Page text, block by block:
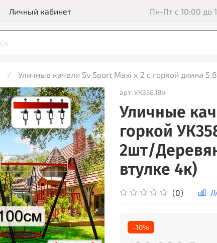
Личный кабинет Пн-Пт с 10:00 до
Уличные качели Sv Sport Maxi х 2 с горкой длина
арт. УК358.1В4
Уличные
горкой
2шт/
втулке 4к)
(0)
-10%